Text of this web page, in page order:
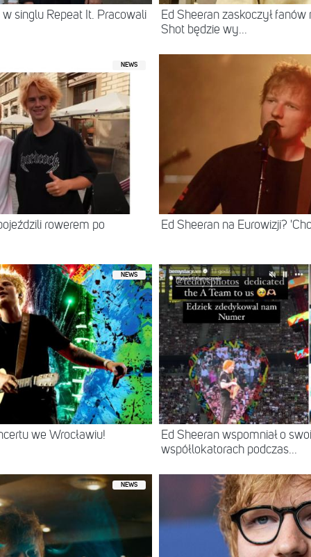
singlu Repeat It. Pracowali
Ed Sheeran zaskoczył
Shot będzie wy...
NEWS
rowerem po Ed Sheeran na Eurowizji?
NEWS
we Wrocławiu!
Ed Sheeran wspomniał o
współlokatorach podczas...
NEWS